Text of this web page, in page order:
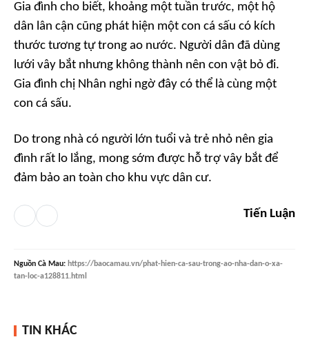
Gia đình cho biết, khoảng một tuần trước, một hộ
dân lân cận cũng phát hiện một con cá sấu có kích
thước tương tự trong ao nước. Người dân đã dùng
lưới vây bắt nhưng không thành nên con vật bỏ đi.
Gia đình chị Nhân nghi ngờ đây có thể là cùng một
con cá sấu.
Do trong nhà có người lớn tuổi và trẻ nhỏ nên gia
đình rất lo lắng, mong sớm được hỗ trợ vây bắt để
đảm bảo an toàn cho khu vực dân cư.
Tiến Luận
Nguồn Cà Mau: https://baocamau.vn/phat-hien-ca-sau-trong-ao-nha-dan-o-xa-
tan-loc-a128811.html
TIN KHÁC